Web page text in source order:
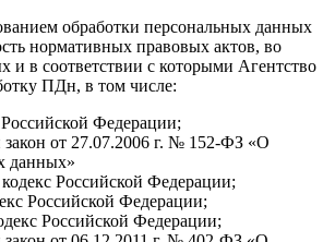
обработки персональных данных
нормативных правовых актов, во
и в соответствии с которыми Агентство
ПДн, в том числе:
Федерации;
от 27.07.2006 г. № 152-ФЗ «О
данных»
Российской Федерации;
Российской Федерации;
Российской Федерации;